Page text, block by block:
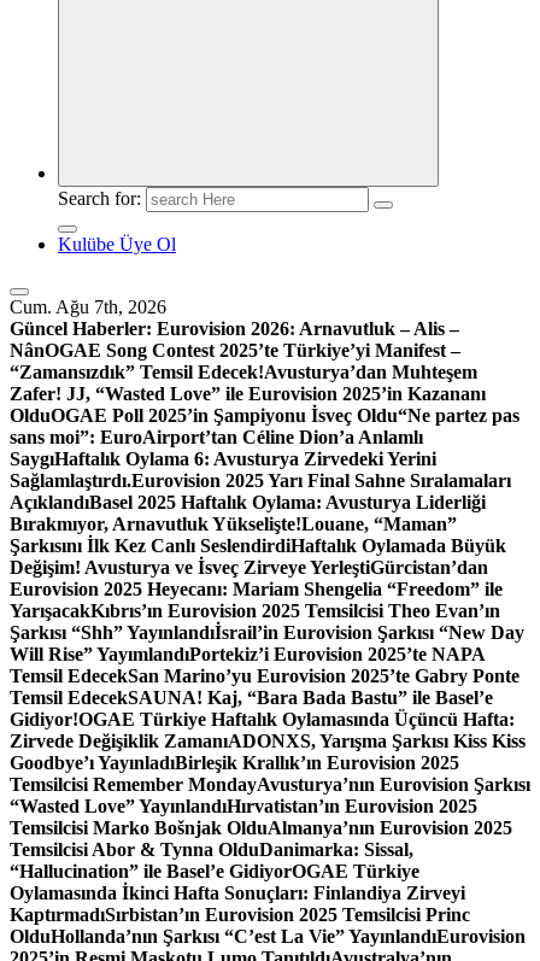
Search for:
Kulübe Üye Ol
Cum. Ağu 7th, 2026
Güncel Haberler: Eurovision 2026: Arnavutluk – Alis –
NânOGAE Song Contest 2025’te Türkiye’yi Manifest –
“Zamansızdık” Temsil Edecek!Avusturya’dan Muhteşem
Zafer! JJ, “Wasted Love” ile Eurovision 2025’in Kazananı
OlduOGAE Poll 2025’in Şampiyonu İsveç Oldu“Ne partez pas
sans moi”: EuroAirport’tan Céline Dion’a Anlamlı
SaygıHaftalık Oylama 6: Avusturya Zirvedeki Yerini
Sağlamlaştırdı.Eurovision 2025 Yarı Final Sahne Sıralamaları
AçıklandıBasel 2025 Haftalık Oylama: Avusturya Liderliği
Bırakmıyor, Arnavutluk Yükselişte!Louane, “Maman”
Şarkısını İlk Kez Canlı SeslendirdiHaftalık Oylamada Büyük
Değişim! Avusturya ve İsveç Zirveye YerleştiGürcistan’dan
Eurovision 2025 Heyecanı: Mariam Shengelia “Freedom” ile
YarışacakKıbrıs’ın Eurovision 2025 Temsilcisi Theo Evan’ın
Şarkısı “Shh” Yayınlandıİsrail’in Eurovision Şarkısı “New Day
Will Rise” YayımlandıPortekiz’i Eurovision 2025’te NAPA
Temsil EdecekSan Marino’yu Eurovision 2025’te Gabry Ponte
Temsil EdecekSAUNA! Kaj, “Bara Bada Bastu” ile Basel’e
Gidiyor!OGAE Türkiye Haftalık Oylamasında Üçüncü Hafta:
Zirvede Değişiklik ZamanıADONXS, Yarışma Şarkısı Kiss Kiss
Goodbye’ı YayınladıBirleşik Krallık’ın Eurovision 2025
Temsilcisi Remember MondayAvusturya’nın Eurovision Şarkısı
“Wasted Love” YayınlandıHırvatistan’ın Eurovision 2025
Temsilcisi Marko Bošnjak OlduAlmanya’nın Eurovision 2025
Temsilcisi Abor & Tynna OlduDanimarka: Sissal,
“Hallucination” ile Basel’e GidiyorOGAE Türkiye
Oylamasında İkinci Hafta Sonuçları: Finlandiya Zirveyi
KaptırmadıSırbistan’ın Eurovision 2025 Temsilcisi Princ
OlduHollanda’nın Şarkısı “C’est La Vie” YayınlandıEurovision